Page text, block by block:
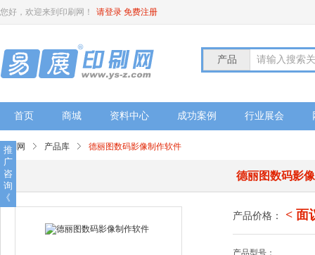
您好，欢迎来到印刷网！ 请登录 免费注册
产品 请输入搜索
首页 商城 资料中心 成功案例 行业展会
印刷网 产品库 德丽图数码影像制作软件
德丽图数码影
产品价格： < 面
产品型号：
推
广
咨
询
《